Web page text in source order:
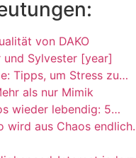
von DAKO
und Sylvester [year]
Tipps, um Stress zu…
als nur Mimik
wieder lebendig: 5…
wird aus Chaos